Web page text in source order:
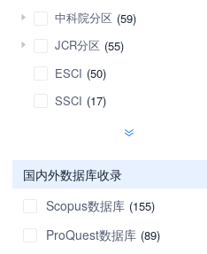
中科院分区 (59)
JCR分区 (55)
ESCI (50)
SSCI (17)
国内外数据库收录
Scopus数据库 (155)
ProQuest数据库 (89)